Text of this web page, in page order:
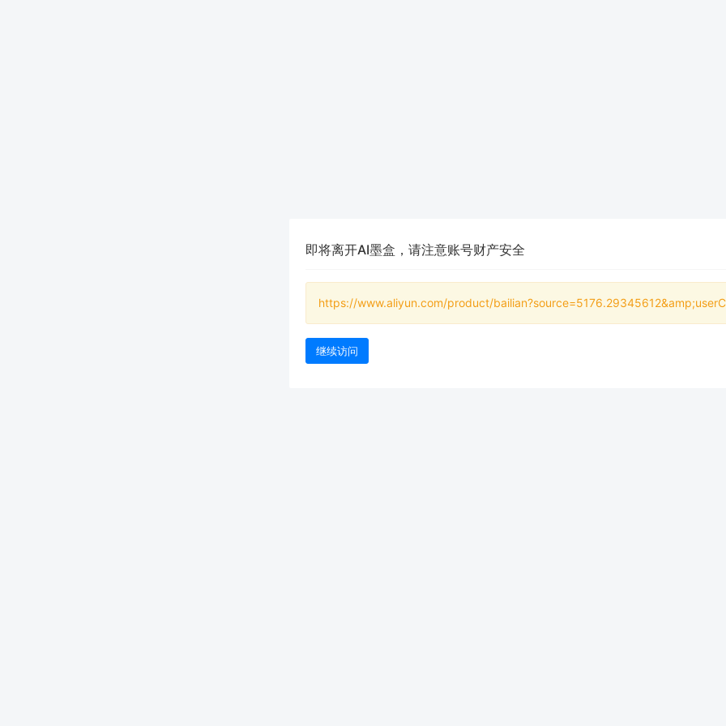
即将离开AI墨盒，请注意账号财产安全
https://www.aliyun.com/product/
继续访问